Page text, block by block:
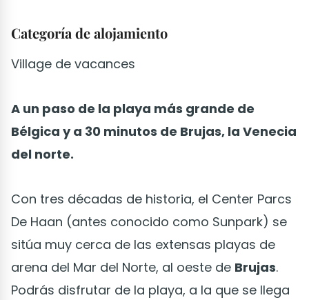
Categoría de alojamiento
Village de vacances
A un paso de la playa más grande de
Bélgica y a 30 minutos de Brujas, la Venecia
del norte.
Con tres décadas de historia, el Center Parcs
De Haan (antes conocido como Sunpark) se
sitúa muy cerca de las extensas playas de
arena del Mar del Norte, al oeste de Brujas.
Podrás disfrutar de la playa, a la que se llega